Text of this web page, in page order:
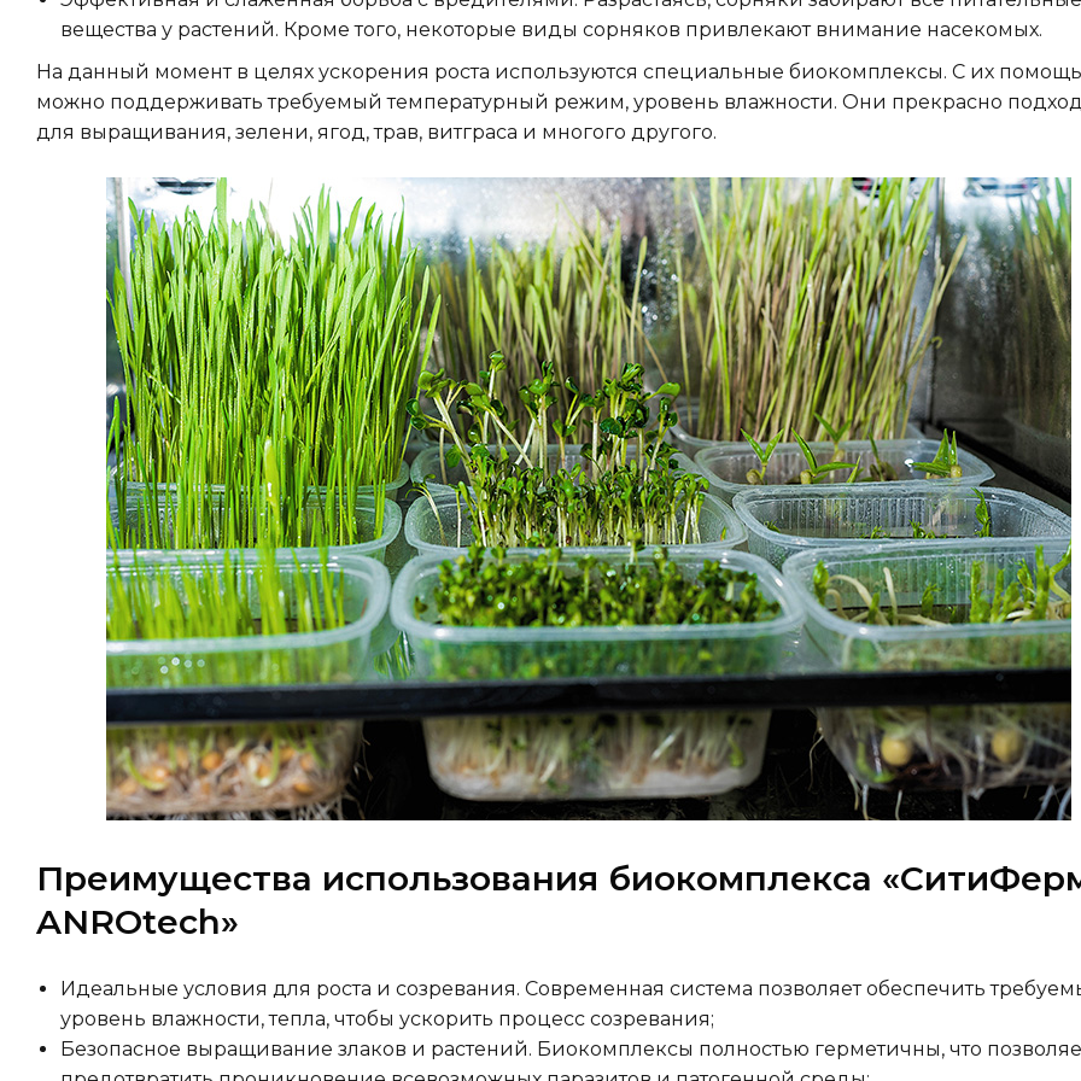
вещества у растений. Кроме того, некоторые виды сорняков привлекают внимание насекомых.
На данный момент в целях ускорения роста используются специальные биокомплексы. С их
можно поддерживать требуемый температурный режим, уровень влажности. Они прекрасно
для выращивания, зелени, ягод, трав, витграса и многого другого.
Преимущества использования биокомплекса
ANROtech»
Идеальные условия для роста и созревания. Современная система позволяет обеспечить
уровень влажности, тепла, чтобы ускорить процесс созревания;
Безопасное выращивание злаков и растений. Биокомплексы полностью герметичны, что